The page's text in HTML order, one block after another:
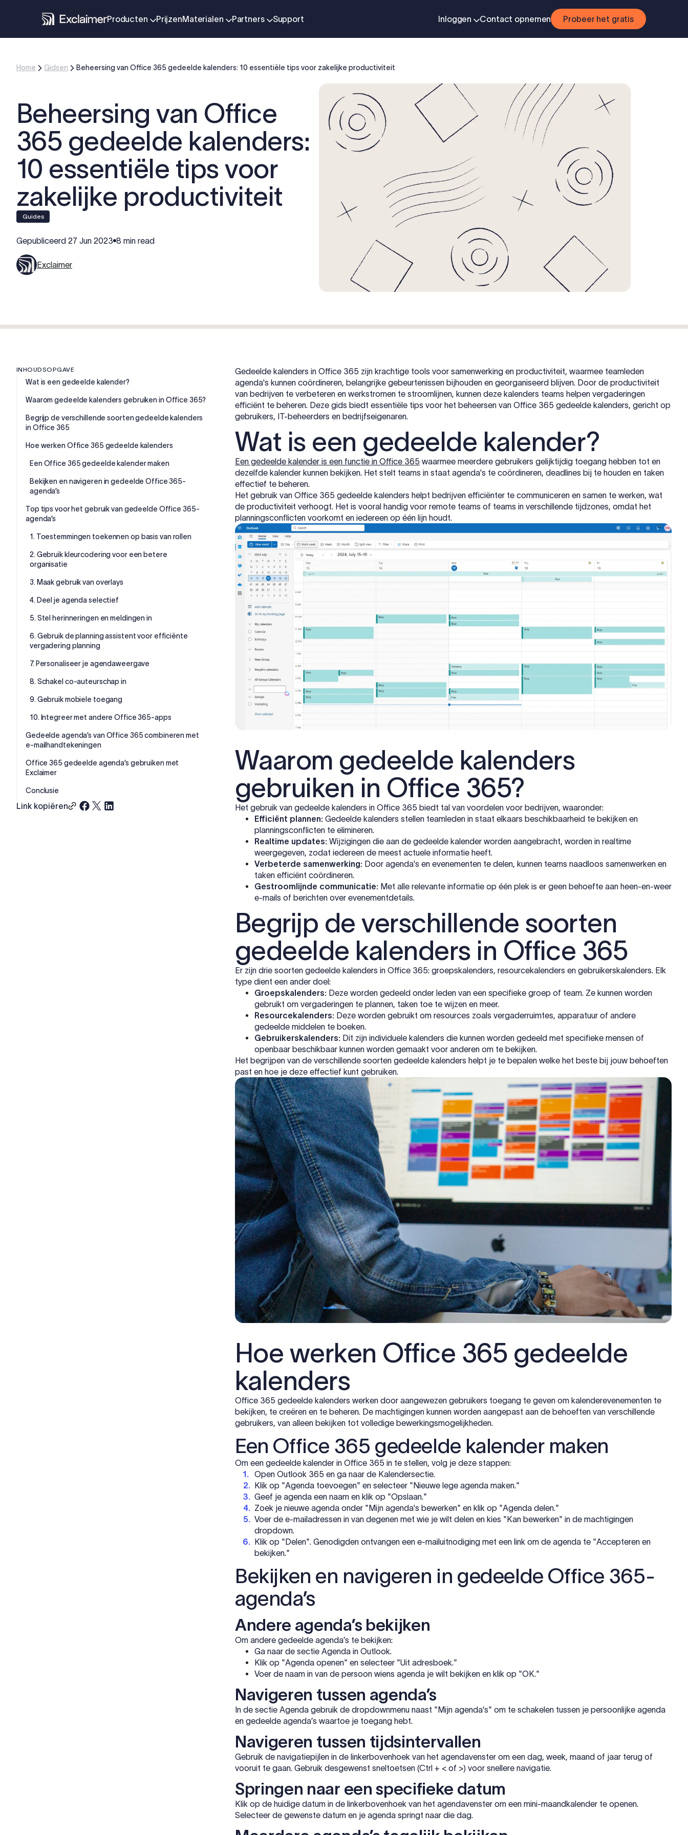
Producten PrijzenMaterialen Partners Support Inloggen Contact opnemen Probeer het gratis
Home Gidsen Beheersing van Office 365 gedeelde kalenders: 10 essentiële tips voor zakelijke productiviteit
Beheersing van Office
365 gedeelde kalenders:
10 essentiële tips voor
zakelijke productiviteit
Guides
Gepubliceerd 27 Jun 2023 8 min read
Exclaimer
INHOUDSOPGAVE
Wat is een gedeelde kalender?
Waarom gedeelde kalenders gebruiken in Office 365?
Begrijp de verschillende soorten gedeelde kalenders
in Office 365
Hoe werken Office 365 gedeelde kalenders
Een Office 365 gedeelde kalender maken
Bekijken en navigeren in gedeelde Office 365-
agenda’s
Top tips voor het gebruik van gedeelde Office 365-
agenda’s
1. Toestemmingen toekennen op basis van rollen
2. Gebruik kleurcodering voor een betere
organisatie
3. Maak gebruik van overlays
4. Deel je agenda selectief
5. Stel herinneringen en meldingen in
6. Gebruik de planning assistent voor efficiënte
vergadering planning
7. Personaliseer je agendaweergave
8. Schakel co-auteurschap in
9. Gebruik mobiele toegang
10. Integreer met andere Office 365-apps
Gedeelde agenda’s van Office 365 combineren met
e-mailhandtekeningen
Office 365 gedeelde agenda’s gebruiken met
Exclaimer
Conclusie
Link kopiëren
Gedeelde kalenders in Office 365 zijn krachtige tools voor samenwerking en productiviteit, waarmee teamleden
agenda's kunnen coördineren, belangrijke gebeurtenissen bijhouden en georganiseerd blijven. Door de productiviteit
van bedrijven te verbeteren en werkstromen te stroomlijnen, kunnen deze kalenders teams helpen vergaderingen
efficiënt te beheren. Deze gids biedt essentiële tips voor het beheersen van Office 365 gedeelde kalenders, gericht op
gebruikers, IT-beheerders en bedrijfseigenaren.
Wat is een gedeelde kalender?
Een gedeelde kalender is een functie in Office 365 waarmee meerdere gebruikers gelijktijdig toegang hebben tot en
dezelfde kalender kunnen bekijken. Het stelt teams in staat agenda's te coördineren, deadlines bij te houden en taken
effectief te beheren.
Het gebruik van Office 365 gedeelde kalenders helpt bedrijven efficiënter te communiceren en samen te werken, wat
de productiviteit verhoogt. Het is vooral handig voor remote teams of teams in verschillende tijdzones, omdat het
planningsconflicten voorkomt en iedereen op één lijn houdt.
Waarom gedeelde kalenders
gebruiken in Office 365?
Het gebruik van gedeelde kalenders in Office 365 biedt tal van voordelen voor bedrijven, waaronder:
Efficiënt plannen: Gedeelde kalenders stellen teamleden in staat elkaars beschikbaarheid te bekijken en
planningsconflicten te elimineren.
Realtime updates: Wijzigingen die aan de gedeelde kalender worden aangebracht, worden in realtime
weergegeven, zodat iedereen de meest actuele informatie heeft.
Verbeterde samenwerking: Door agenda's en evenementen te delen, kunnen teams naadloos samenwerken en
taken efficiënt coördineren.
Gestroomlijnde communicatie: Met alle relevante informatie op één plek is er geen behoefte aan heen-en-weer
e-mails of berichten over evenementdetails.
Begrijp de verschillende soorten
gedeelde kalenders in Office 365
Er zijn drie soorten gedeelde kalenders in Office 365: groepskalenders, resourcekalenders en gebruikerskalenders. Elk
type dient een ander doel:
Groepskalenders: Deze worden gedeeld onder leden van een specifieke groep of team. Ze kunnen worden
gebruikt om vergaderingen te plannen, taken toe te wijzen en meer.
Resourcekalenders: Deze worden gebruikt om resources zoals vergaderruimtes, apparatuur of andere
gedeelde middelen te boeken.
Gebruikerskalenders: Dit zijn individuele kalenders die kunnen worden gedeeld met specifieke mensen of
openbaar beschikbaar kunnen worden gemaakt voor anderen om te bekijken.
Het begrijpen van de verschillende soorten gedeelde kalenders helpt je te bepalen welke het beste bij jouw behoeften
past en hoe je deze effectief kunt gebruiken.
Hoe werken Office 365 gedeelde
kalenders
Office 365 gedeelde kalenders werken door aangewezen gebruikers toegang te geven om kalenderevenementen te
bekijken, te creëren en te beheren. De machtigingen kunnen worden aangepast aan de behoeften van verschillende
gebruikers, van alleen bekijken tot volledige bewerkingsmogelijkheden.
Een Office 365 gedeelde kalender maken
Om een gedeelde kalender in Office 365 in te stellen, volg je deze stappen:
Open Outlook 365 en ga naar de Kalendersectie.
Klik op "Agenda toevoegen" en selecteer "Nieuwe lege agenda maken."
Geef je agenda een naam en klik op "Opslaan."
Zoek je nieuwe agenda onder "Mijn agenda's bewerken" en klik op "Agenda delen."
Voer de e-mailadressen in van degenen met wie je wilt delen en kies "Kan bewerken" in de machtigingen
dropdown.
Klik op "Delen". Genodigden ontvangen een e-mailuitnodiging met een link om de agenda te "Accepteren en
bekijken."
Bekijken en navigeren in gedeelde Office 365-
agenda’s
Andere agenda’s bekijken
Om andere gedeelde agenda’s te bekijken:
Ga naar de sectie Agenda in Outlook.
Klik op "Agenda openen" en selecteer "Uit adresboek."
Voer de naam in van de persoon wiens agenda je wilt bekijken en klik op "OK."
Navigeren tussen agenda’s
In de sectie Agenda gebruik de dropdownmenu naast "Mijn agenda’s" om te schakelen tussen je persoonlijke agenda
en gedeelde agenda’s waartoe je toegang hebt.
Navigeren tussen tijdsintervallen
Gebruik de navigatiepijlen in de linkerbovenhoek van het agendavenster om een dag, week, maand of jaar terug of
vooruit te gaan. Gebruik desgewenst sneltoetsen (Ctrl + < of >) voor snellere navigatie.
Springen naar een specifieke datum
Klik op de huidige datum in de linkerbovenhoek van het agendavenster om een mini-maandkalender te openen.
Selecteer de gewenste datum en je agenda springt naar die dag.